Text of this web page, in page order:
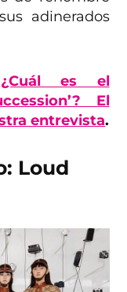
adinerados
¿Cuál es el
El
entrevista.
Loud